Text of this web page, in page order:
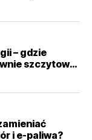
– gdzie
szczytowo-
i e-paliwa?